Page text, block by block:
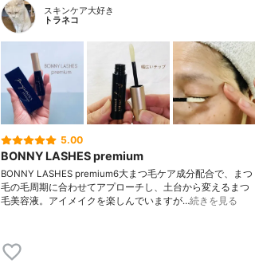
スキンケア大好き
トラネコ
5.00
BONNY LASHES premium
BONNY LASHES premium6大まつ毛ケア成分配合で、まつ
毛の毛周期に合わせてアプローチし、土台から変えるまつ
毛美容液。アイメイクを楽しんでいますが…続きを見る